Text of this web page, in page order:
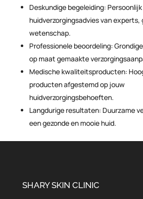
Deskundige begeleiding: Persoonlijk
huidverzorgingsadvies van experts,
wetenschap.
Professionele beoordeling:
op maat gemaakte
Medische kwaliteitsproducten:
producten afgestemd op jouw
huidverzorgingsbehoeften.
Langdurige resultaten: Duurzame
een gezonde en mooie huid.
SHARY SKIN CLINIC